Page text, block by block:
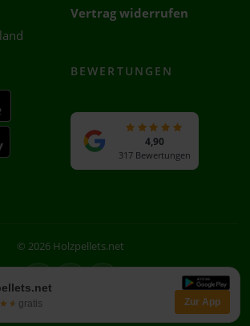
gratis Zur App
Vertrag widerrufen
BEWERTUNGEN
4,90
317 Bewertungen
© 2026 Holzpellets.net
Facebook